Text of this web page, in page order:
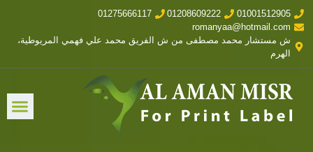
01001512905
01208609222
01275666117
romanyaa@hotmail.com
ش مستشار محمد مصطفى من ش الفريق محمد علي فهمي المريوطية،
الهرم